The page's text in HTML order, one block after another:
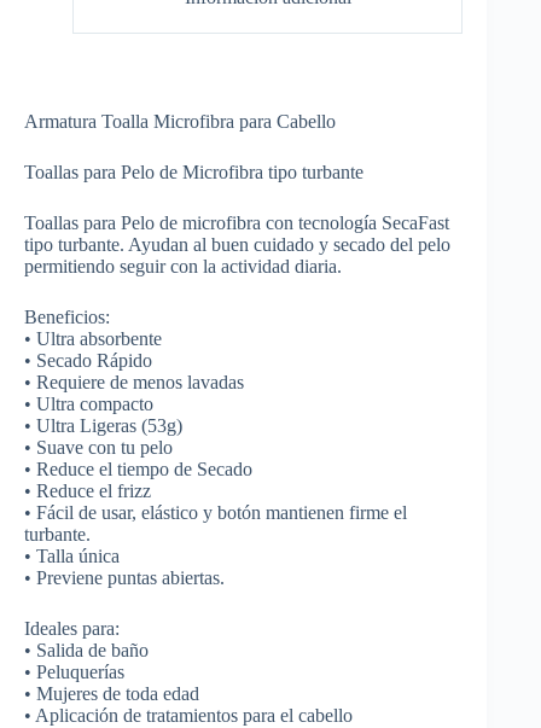
Armatura Toalla Microfibra para Cabello
Toallas para Pelo de Microfibra tipo turbante
Toallas para Pelo de microfibra con tecnología SecaFast
tipo turbante. Ayudan al buen cuidado y secado del pelo
permitiendo seguir con la actividad diaria.
Beneficios:
• Ultra absorbente
• Secado Rápido
• Requiere de menos lavadas
• Ultra compacto
• Ultra Ligeras (53g)
• Suave con tu pelo
• Reduce el tiempo de Secado
• Reduce el frizz
• Fácil de usar, elástico y botón mantienen firme el
turbante.
• Talla única
• Previene puntas abiertas.
Ideales para:
• Salida de baño
• Peluquerías
• Mujeres de toda edad
• Aplicación de tratamientos para el cabello